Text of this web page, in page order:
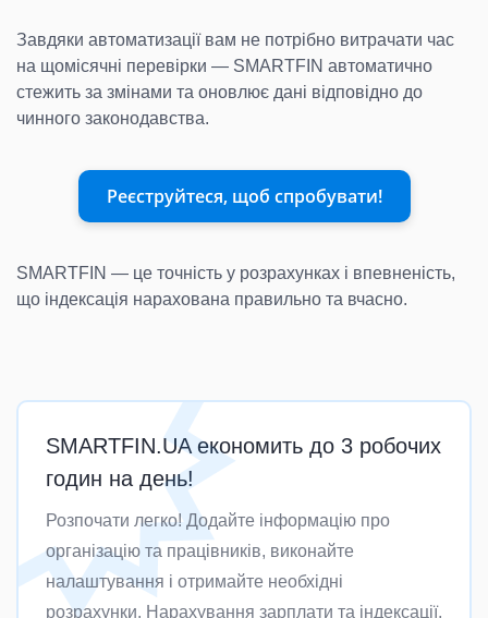
Завдяки автоматизації вам не потрібно витрачати час
на щомісячні перевірки — SMARTFIN автоматично
стежить за змінами та оновлює дані відповідно до
чинного законодавства.
Реєструйтеся, щоб спробувати!
SMARTFIN — це точність у розрахунках і впевненість,
що індексація нарахована правильно та вчасно.
SMARTFIN.UA економить до 3 робочих
годин на день!
Розпочати легко! Додайте інформацію про
організацію та працівників, виконайте
налаштування і отримайте необхідні
розрахунки. Нарахування зарплати та індексації,